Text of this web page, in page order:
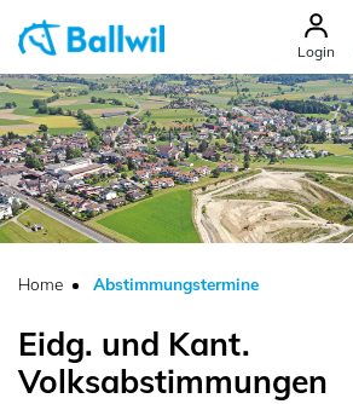
zur Startseite
Direkt zur Hauptnavigation
Direkt zum Inhalt
Direkt zur Suche
Direkt zum Stichwortverzeichnis
Ballwil
Login
Home Abstimmungstermine(ausgewählt)
Eidg. und Kant.
Volksabstimmungen